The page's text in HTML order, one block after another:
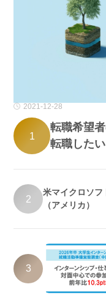
2021-12-28
1
転職希望
転職した
2
米マイクロソ
（アメリカ）
3